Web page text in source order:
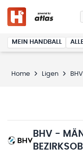
MEIN HANDBALL
Home Ligen BHV
BHV -